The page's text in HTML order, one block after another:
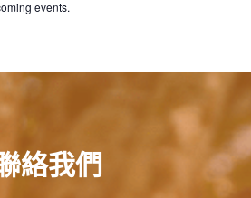
events.
絡我們